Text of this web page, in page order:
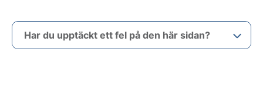
Har du upptäckt ett fel på den här sidan?